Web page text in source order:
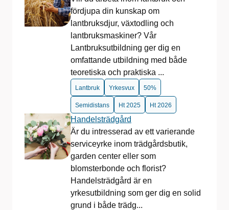
fördjupa din kunskap om
lantbruksdjur, växtodling och
lantbruksmaskiner? Vår
Lantbruksutbildning ger dig en
omfattande utbildning med både
teoretiska och praktiska ...
Lantbruk Yrkesvux 50%
Semidistans Ht 2025 Ht 2026
Handelsträdgård
Är du intresserad av ett varierande
serviceyrke inom trädgårdsbutik,
garden center eller som
blomsterbonde och florist?
Handelsträdgård är en
yrkesutbildning som ger dig en solid
grund i både trädg...